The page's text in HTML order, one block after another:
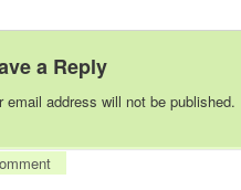
a Reply
email address will not be published.